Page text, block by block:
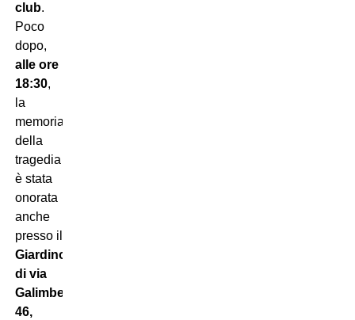
club.
Poco
dopo,
alle ore
18:30,
la
memoria
della
tragedia
è stata
onorata
anche
presso il
Giardino
di via
Galimberti
46,